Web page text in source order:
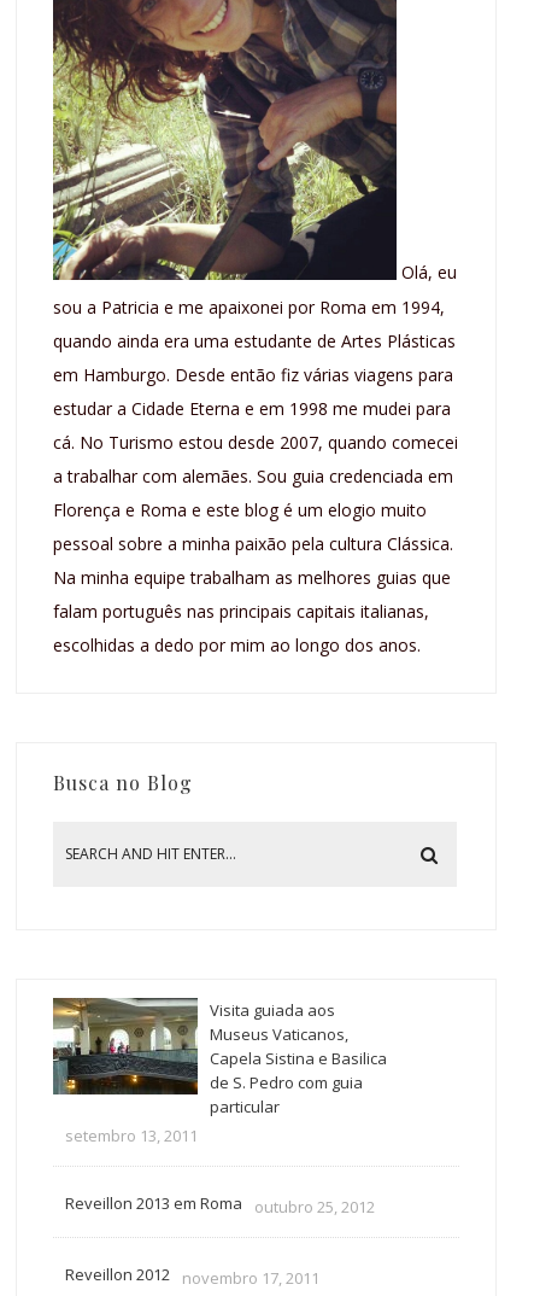
Olá, eu
sou a Patricia e me apaixonei por Roma em 1994,
quando ainda era uma estudante de Artes Plásticas
em Hamburgo. Desde então fiz várias viagens para
estudar a Cidade Eterna e em 1998 me mudei para
cá. No Turismo estou desde 2007, quando comecei
a trabalhar com alemães. Sou guia credenciada em
Florença e Roma e este blog é um elogio muito
pessoal sobre a minha paixão pela cultura Clássica.
Na minha equipe trabalham as melhores guias que
falam português nas principais capitais italianas,
escolhidas a dedo por mim ao longo dos anos.
Busca no Blog
Visita guiada aos
Museus Vaticanos,
Capela Sistina e Basilica
de S. Pedro com guia
particular
setembro 13, 2011
Reveillon 2013 em Roma outubro 25, 2012
Reveillon 2012 novembro 17, 2011